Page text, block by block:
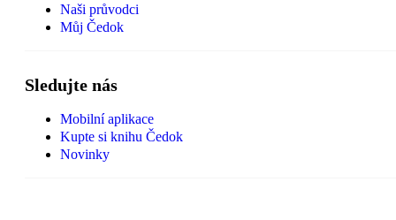
Naši průvodci
Můj Čedok
Sledujte nás
Mobilní aplikace
Kupte si knihu Čedok
Novinky